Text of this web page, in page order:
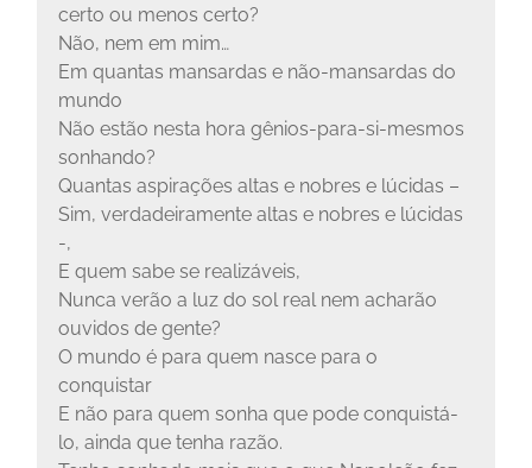
certo ou menos certo?
Não, nem em mim…
Em quantas mansardas e não-mansardas do
mundo
Não estão nesta hora gênios-para-si-mesmos
sonhando?
Quantas aspirações altas e nobres e lúcidas –
Sim, verdadeiramente altas e nobres e lúcidas
-,
E quem sabe se realizáveis,
Nunca verão a luz do sol real nem acharão
ouvidos de gente?
O mundo é para quem nasce para o
conquistar
E não para quem sonha que pode conquistá-
lo, ainda que tenha razão.